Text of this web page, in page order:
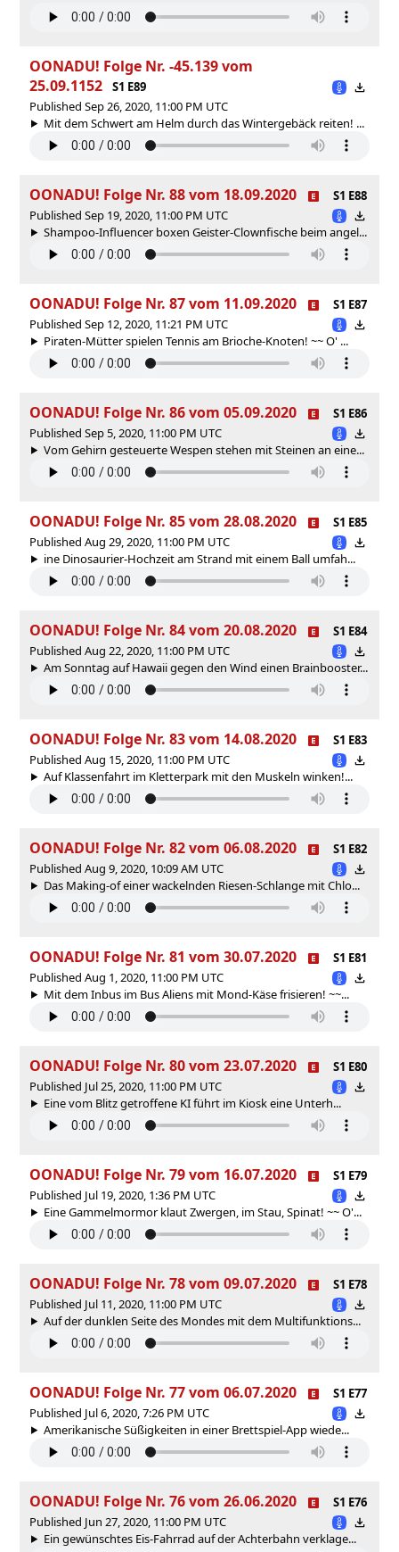
OONADU! Folge Nr. -45.139 vom
25.09.1152
S1 E89
Published Sep 26, 2020, 11:00 PM UTC
Mit dem Schwert am Helm durch das Wintergebäck reiten! ...
OONADU! Folge Nr. 88 vom 18.09.2020
S1 E88
Published Sep 19, 2020, 11:00 PM UTC
Shampoo-Influencer boxen Geister-Clownfische beim angel...
OONADU! Folge Nr. 87 vom 11.09.2020
S1 E87
Published Sep 12, 2020, 11:21 PM UTC
Piraten-Mütter spielen Tennis am Brioche-Knoten! ~~ O' ...
OONADU! Folge Nr. 86 vom 05.09.2020
S1 E86
Published Sep 5, 2020, 11:00 PM UTC
Vom Gehirn gesteuerte Wespen stehen mit Steinen an eine...
OONADU! Folge Nr. 85 vom 28.08.2020
S1 E85
Published Aug 29, 2020, 11:00 PM UTC
ine Dinosaurier-Hochzeit am Strand mit einem Ball umfah...
OONADU! Folge Nr. 84 vom 20.08.2020
S1 E84
Published Aug 22, 2020, 11:00 PM UTC
Am Sonntag auf Hawaii gegen den Wind einen Brainbooster...
OONADU! Folge Nr. 83 vom 14.08.2020
S1 E83
Published Aug 15, 2020, 11:00 PM UTC
Auf Klassenfahrt im Kletterpark mit den Muskeln winken!...
OONADU! Folge Nr. 82 vom 06.08.2020
S1 E82
Published Aug 9, 2020, 10:09 AM UTC
Das Making-of einer wackelnden Riesen-Schlange mit Chlo...
OONADU! Folge Nr. 81 vom 30.07.2020
S1 E81
Published Aug 1, 2020, 11:00 PM UTC
Mit dem Inbus im Bus Aliens mit Mond-Käse frisieren! ~~...
OONADU! Folge Nr. 80 vom 23.07.2020
S1 E80
Published Jul 25, 2020, 11:00 PM UTC
Eine vom Blitz getroffene KI führt im Kiosk eine Unterh...
OONADU! Folge Nr. 79 vom 16.07.2020
S1 E79
Published Jul 19, 2020, 1:36 PM UTC
Eine Gammelmormor klaut Zwergen, im Stau, Spinat! ~~ O'...
OONADU! Folge Nr. 78 vom 09.07.2020
S1 E78
Published Jul 11, 2020, 11:00 PM UTC
Auf der dunklen Seite des Mondes mit dem Multifunktions...
OONADU! Folge Nr. 77 vom 06.07.2020
S1 E77
Published Jul 6, 2020, 7:26 PM UTC
Amerikanische Süßigkeiten in einer Brettspiel-App wiede...
OONADU! Folge Nr. 76 vom 26.06.2020
S1 E76
Published Jun 27, 2020, 11:00 PM UTC
Ein gewünschtes Eis-Fahrrad auf der Achterbahn verklage...